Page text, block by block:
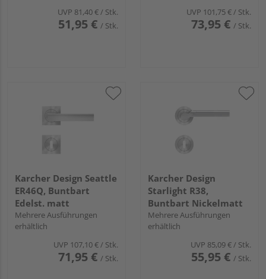
UVP 81,40 €/ Stk.
51,95 € / Stk.
UVP 101,75 €/ Stk.
73,95 € / Stk.
Karcher Design Seattle
ER46Q, Buntbart
Edelst. matt
Mehrere Ausführungen
erhältlich
UVP 107,10 €/ Stk.
71,95 € / Stk.
Karcher Design
Starlight R38,
Buntbart Nickelmatt
Mehrere Ausführungen
erhältlich
UVP 85,09 €/ Stk.
55,95 € / Stk.